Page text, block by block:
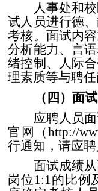
人事处和
试人员进行德
考核。面试内
分析能力、言
绪控制、人际
理素质等与聘任
（四）面
应聘人员
官网（http://
行通知，请应聘
面试成绩
岗位 1:1的比例